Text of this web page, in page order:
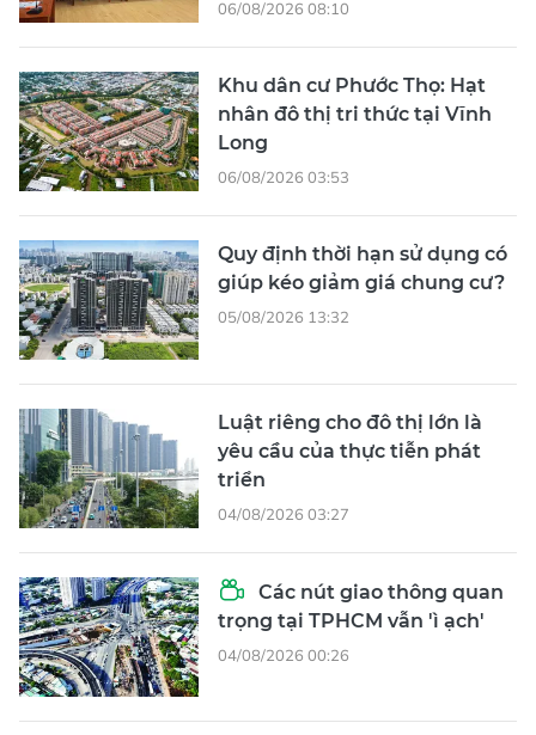
06/08/2026 08:10
Khu dân cư Phước Thọ: Hạt
nhân đô thị tri thức tại Vĩnh
Long
06/08/2026 03:53
Quy định thời hạn sử dụng có
giúp kéo giảm giá chung cư?
05/08/2026 13:32
Luật riêng cho đô thị lớn là
yêu cầu của thực tiễn phát
triển
04/08/2026 03:27
Các nút giao thông quan
trọng tại TPHCM vẫn 'ì ạch'
04/08/2026 00:26